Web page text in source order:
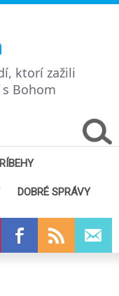
ktorí zažili
Bohom
DOBRÉ SPRÁVY